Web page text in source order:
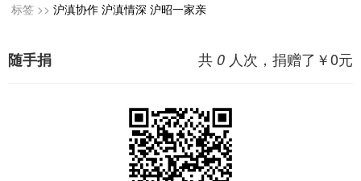
标签 >> 沪滇协作 沪滇情深 沪昭一家亲
共 0 人次，捐赠了￥0元
随手捐